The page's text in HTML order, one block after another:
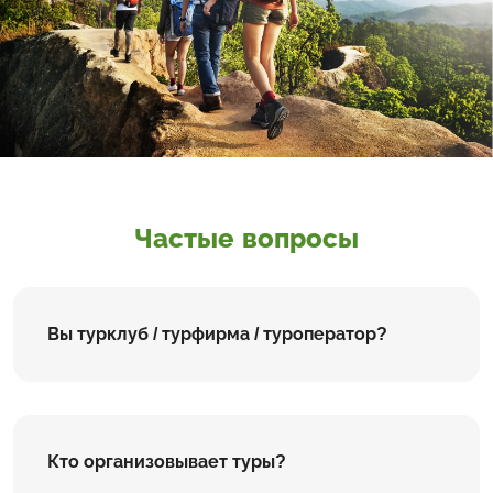
Частые вопросы
Вы турклуб / турфирма / туроператор?
Кто организовывает туры?